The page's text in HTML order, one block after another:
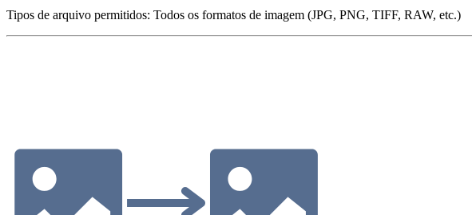
Tipos de arquivo permitidos: Todos os formatos de imagem (JPG, PNG, TIFF, RAW, etc.)